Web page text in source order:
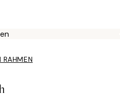
RAHMEN